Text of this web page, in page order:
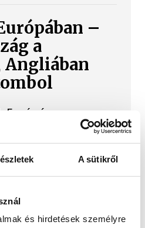
A sütikről
és hirdetések személyre
–
a
dönt a
a legforróbb
miközben az
olyan száraz
155 éve nem